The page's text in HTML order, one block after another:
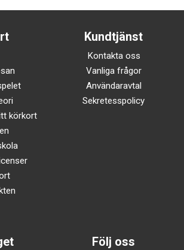
körkort
Kundtjänst
Kontakta oss
Vanliga frågor
Användaravtal
Sekretesspolicy
Följ oss